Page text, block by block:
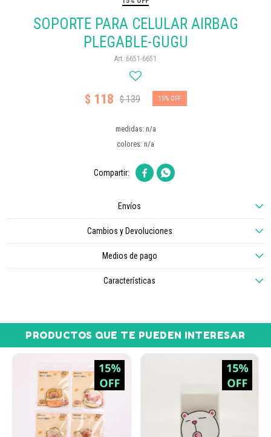
SOPORTE PARA CELULAR AIRBAG
PLEGABLE-GUGU
6651-6651
$ 118 $139 15
medidas: n/a
colores: n/a
 
Envíos
Cambios y Devoluciones
Medios de pago
Características
PRODUCTOS QUE TE PUEDEN INTERESAR